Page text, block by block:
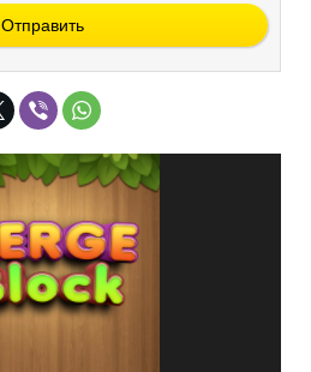
Отправить